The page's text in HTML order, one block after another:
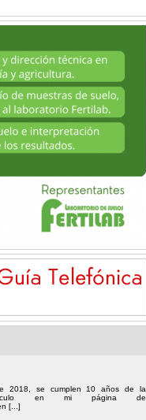
2018, se cumplen 10 años de la
en mi página de
[...]